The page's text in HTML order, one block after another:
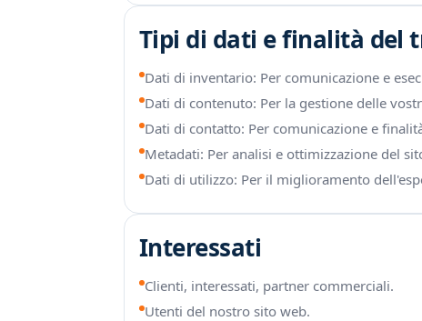
Tipi di dati e finalità del
Dati di inventario: Per comunicazione e
Dati di contenuto: Per la gestione delle
Dati di contatto: Per comunicazione e
Metadati: Per analisi e ottimizzazione del
Dati di utilizzo: Per il miglioramento
Interessati
Clienti, interessati, partner commerciali.
Utenti del nostro sito web.